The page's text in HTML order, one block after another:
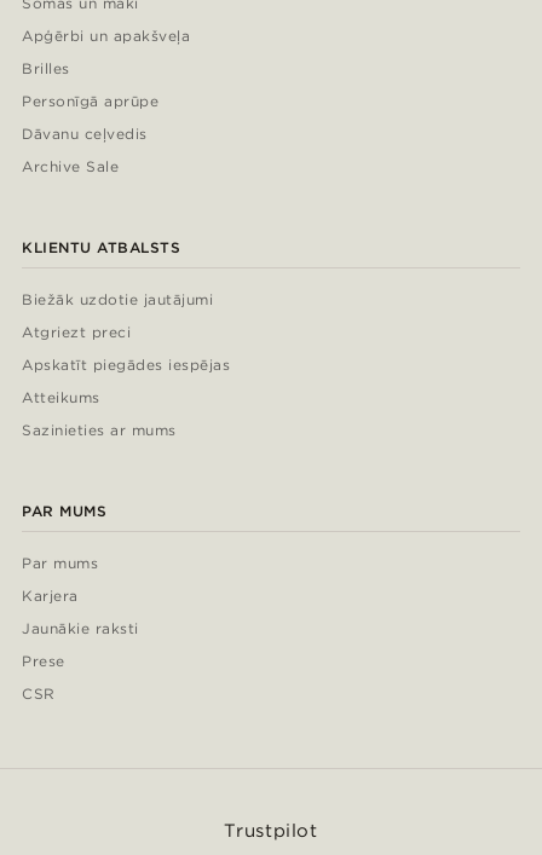
Apģērbi un apakšveļa
Brilles
Personīgā aprūpe
Dāvanu ceļvedis
Archive Sale
KLIENTU ATBALSTS
Biežāk uzdotie jautājumi
Atgriezt preci
Apskatīt piegādes iespējas
Atteikums
Sazinieties ar mums
PAR MUMS
Par mums
Karjera
Jaunākie raksti
Prese
CSR
Trustpilot